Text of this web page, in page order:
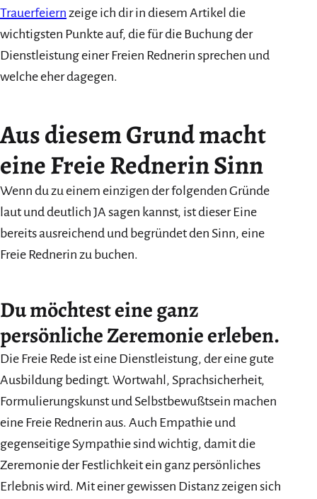
Trauerfeiern zeige ich dir in diesem Artikel die
wichtigsten Punkte auf, die für die Buchung der
Dienstleistung einer Freien Rednerin sprechen und
welche eher dagegen.
Aus diesem Grund macht
eine Freie Rednerin Sinn
Wenn du zu einem einzigen der folgenden Gründe
laut und deutlich JA sagen kannst, ist dieser Eine
bereits ausreichend und begründet den Sinn, eine
Freie Rednerin zu buchen.
Du möchtest eine ganz
persönliche Zeremonie erleben.
Die Freie Rede ist eine Dienstleistung, der eine gute
Ausbildung bedingt. Wortwahl, Sprachsicherheit,
Formulierungskunst und Selbstbewußtsein machen
eine Freie Rednerin aus. Auch Empathie und
gegenseitige Sympathie sind wichtig, damit die
Zeremonie der Festlichkeit ein ganz persönliches
Erlebnis wird. Mit einer gewissen Distanz zeigen sich